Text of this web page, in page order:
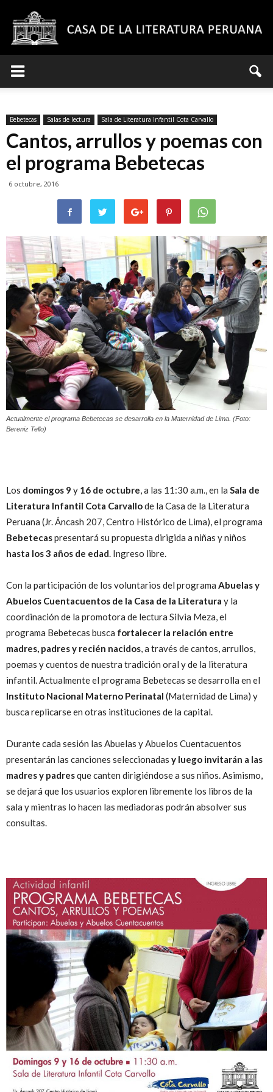
Literatura
Peruana
Bebetecas Salas de lectura Sala de Literatura Infantil Cota Carvallo
Cantos, arrullos y poemas con
el programa Bebetecas
6 octubre, 2016
Actualmente el programa Bebetecas se desarrolla en la Maternidad de Lima. (Foto:
Bereniz Tello)
Los domingos 9 y 16 de octubre , a las 11:30 a.m., en la Sala de
Literatura Infantil Cota Carvallode la Casa de la Literatura
Peruana (Jr. Áncash 207, Centro Histórico de Lima), el programa
Bebetecaspresentará su propuesta dirigida a niñas y niños
hasta los 3 años de edad . Ingreso libre.
Con la participación de los voluntarios del programa Abuelas y
Abuelos Cuentacuentos de la Casa de la Literatura y la
coordinación de la promotora de lectura Silvia Meza, el
programa Bebetecas busca fortalecer la relación entre
madres, padres y recién nacidos , a través de cantos, arrullos,
poemas y cuentos de nuestra tradición oral y de la literatura
infantil. Actualmente el programa Bebetecas se desarrolla en el
Instituto Nacional Materno Perinatal (Maternidad de Lima) y
busca replicarse en otras instituciones de la capital.
Durante cada sesión las Abuelas y Abuelos Cuentacuentos
presentarán las canciones seleccionadas y luego invitarán a las
madres y padresque canten dirigiéndose a sus niños. Asimismo,
se dejará que los usuarios exploren libremente los libros de la
sala y mientras lo hacen las mediadoras podrán absolver sus
consultas.